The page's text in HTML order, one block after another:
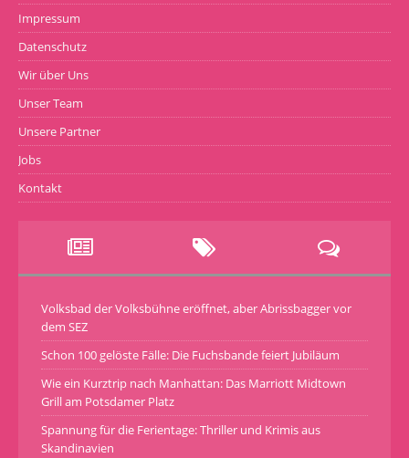
Impressum
Datenschutz
Wir über Uns
Unser Team
Unsere Partner
Jobs
Kontakt
Volksbad der Volksbühne eröffnet, aber Abrissbagger vor
dem SEZ
Schon 100 gelöste Fälle: Die Fuchsbande feiert Jubiläum
Wie ein Kurztrip nach Manhattan: Das Marriott Midtown
Grill am Potsdamer Platz
Spannung für die Ferientage: Thriller und Krimis aus
Skandinavien